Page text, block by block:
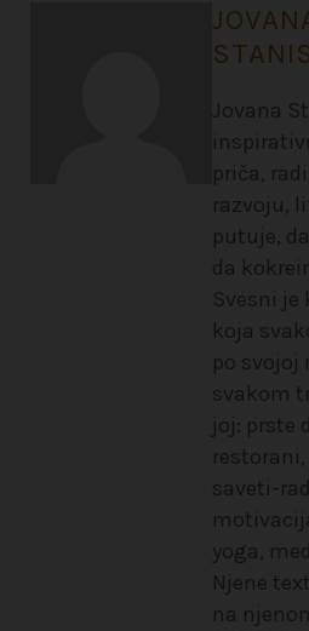
Jovana
priča,
razvoju,
putuje,
da
Svesni je
koja
po svojoj
svakom
joj: prste
saveti-
yoga,
Njene
na